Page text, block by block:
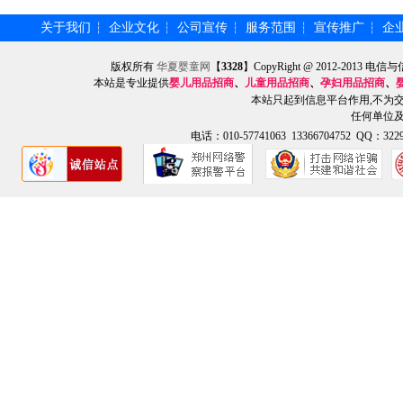
关于我们 ┆ 企业文化 ┆ 公司宣传 ┆ 服务范围 ┆ 宣传推广 ┆ 企
版权所有华夏婴童网 【3328】CopyRight @ 2012-2013 电信
本站是专业提供婴儿用品招商、 儿童用品招商、 孕妇用品招商、
本站只起到信息平台作用,不为
任何单位
电话：010-57741063 13366704752 QQ：